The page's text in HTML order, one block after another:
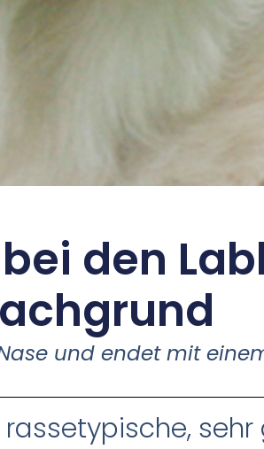
den
und endet mit
rassetypische,